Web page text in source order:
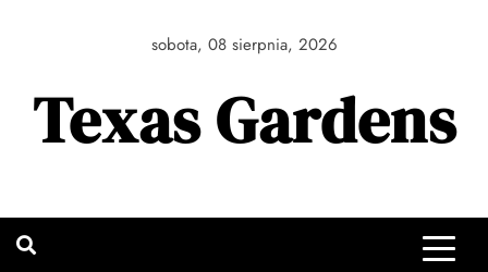
sobota, 08 sierpnia, 2026
Texas Gardens